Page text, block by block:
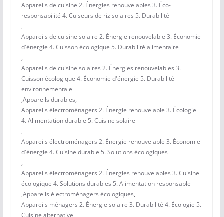
Appareils de cuisine 2. Énergies renouvelables 3. Éco-
responsabilité 4. Cuiseurs de riz solaires 5. Durabilité
,
Appareils de cuisine solaire 2. Énergie renouvelable 3. Économie
d'énergie 4. Cuisson écologique 5. Durabilité alimentaire
,
Appareils de cuisine solaires 2. Énergies renouvelables 3.
Cuisson écologique 4. Économie d'énergie 5. Durabilité
environnementale
,Appareils durables,
Appareils électroménagers 2. Énergie renouvelable 3. Écologie
4. Alimentation durable 5. Cuisine solaire
,
Appareils électroménagers 2. Énergie renouvelable 3. Économie
d'énergie 4. Cuisine durable 5. Solutions écologiques
,
Appareils électroménagers 2. Énergies renouvelables 3. Cuisine
écologique 4. Solutions durables 5. Alimentation responsable
,Appareils électroménagers écologiques,
Appareils ménagers 2. Énergie solaire 3. Durabilité 4. Écologie 5.
Cuisine alternative